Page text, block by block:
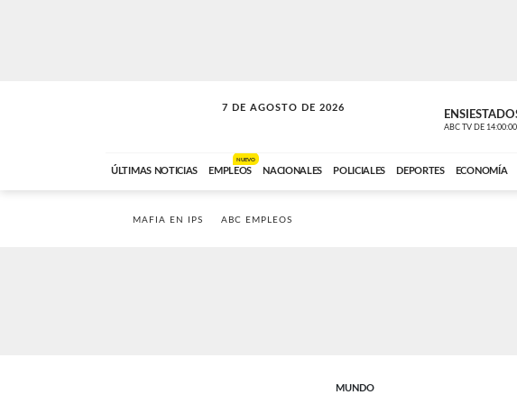
7 DE AGOSTO DE 2026
VITAMINAS
ABC TV DE 14:00:00
ÚLTIMAS NOTICIAS EMPLEOS
NUEVO
NACIONALES POLICIALES DEPORTES ECONOMÍA
MAFIA EN IPS ABC EMPLEOS
MUNDO